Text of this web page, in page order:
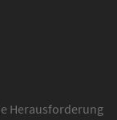
Herausforderung